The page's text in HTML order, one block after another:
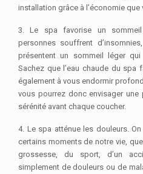
installation grâce à l’économie que
3. Le spa favorise un
personnes souffrent
présentent un sommeil léger
Sachez que l’eau chaude du spa
également à vous endormir
vous pourrez donc envisager
sérénité avant chaque coucher.
4. Le spa atténue les douleurs.
certains moments de notre vie,
grossesse, du sport, d’un
simplement de douleurs ou de